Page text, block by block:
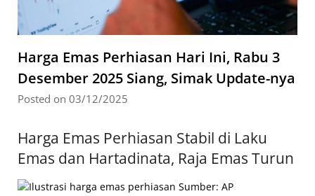
Harga Emas Perhiasan Hari Ini, Rabu 3
Desember 2025 Siang, Simak Update-nya
Posted on 03/12/2025
Harga Emas Perhiasan Stabil di Laku
Emas dan Hartadinata, Raja Emas Turun